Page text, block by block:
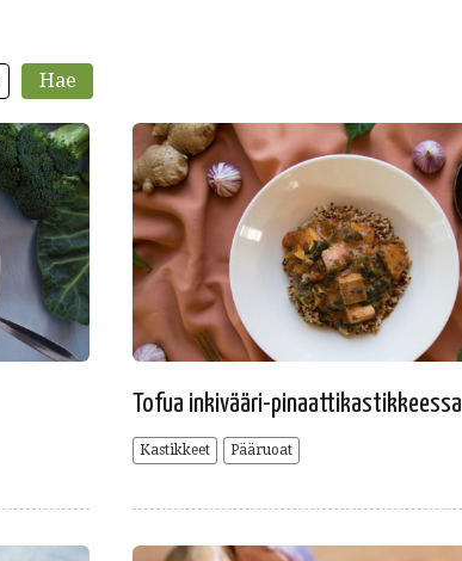
Tofua inkivääri-pinaattikastikkeessa
Kastikkeet Pääruoat